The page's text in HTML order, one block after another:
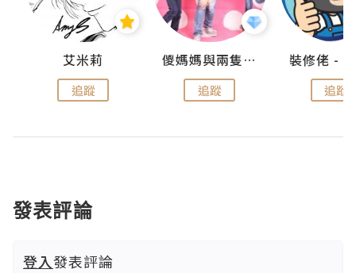
艾米莉
追蹤
儍媽媽與兩隻小魔怪之家
追蹤 追蹤
發表評論
登入發表評論